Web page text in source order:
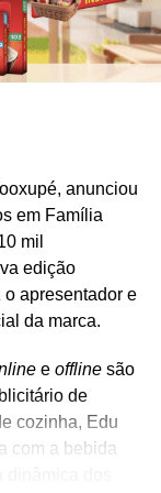
25 mil reais
anunciou
em Família
mil
edição
apresentador e
da marca.
e offlinesão
de
cozinha, Edu
com a bebida